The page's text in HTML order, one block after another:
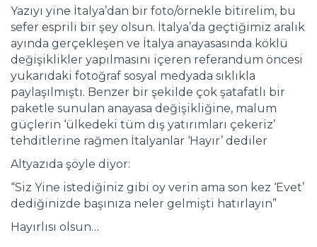
Yazıyı yine İtalya’dan bir foto/örnekle bitirelim, bu
sefer esprili bir şey olsun. İtalya’da geçtiğimiz aralık
ayında gerçekleşen ve İtalya anayasasında köklü
değişiklikler yapılmasını içeren referandum öncesi
yukarıdaki fotoğraf sosyal medyada sıklıkla
paylaşılmıştı. Benzer bir şekilde çok şatafatlı bir
paketle sunulan anayasa değişikliğine, malum
güçlerin ‘ülkedeki tüm dış yatırımları çekeriz’
tehditlerine rağmen İtalyanlar ‘Hayır’ dediler
Altyazıda şöyle diyor:
“Siz Yine istediğiniz gibi oy verin ama son kez ‘Evet’
dediğinizde başınıza neler gelmişti hatırlayın”
Hayırlısı olsun…